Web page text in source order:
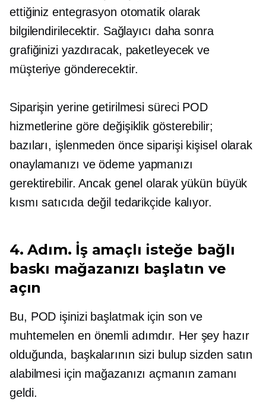
ettiğiniz entegrasyon otomatik olarak
bilgilendirilecektir. Sağlayıcı daha sonra
grafiğinizi yazdıracak, paketleyecek ve
müşteriye gönderecektir.
Siparişin yerine getirilmesi süreci POD
hizmetlerine göre değişiklik gösterebilir;
bazıları, işlenmeden önce siparişi kişisel olarak
onaylamanızı ve ödeme yapmanızı
gerektirebilir. Ancak genel olarak yükün büyük
kısmı satıcıda değil tedarikçide kalıyor.
4. Adım. İş amaçlı isteğe bağlı
baskı mağazanızı başlatın ve
açın
Bu, POD işinizi başlatmak için son ve
muhtemelen en önemli adımdır. Her şey hazır
olduğunda, başkalarının sizi bulup sizden satın
alabilmesi için mağazanızı açmanın zamanı
geldi.